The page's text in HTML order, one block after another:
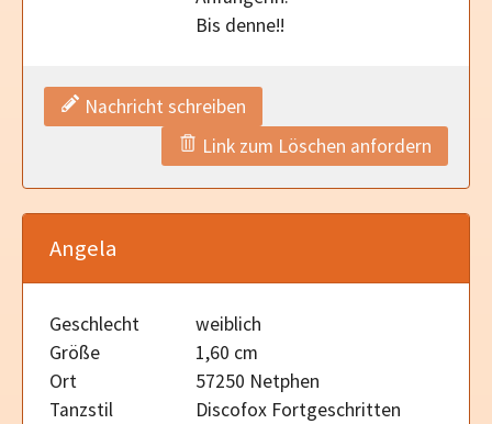
Bis denne!!
Nachricht schreiben
Link zum Löschen anfordern
Angela
Geschlecht
weiblich
Größe
1,60 cm
Ort
57250 Netphen
Tanzstil
Discofox Fortgeschritten